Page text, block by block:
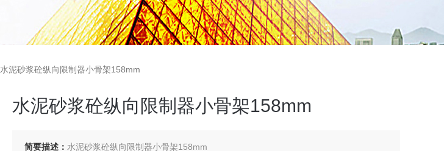
水泥砂浆砼纵向限制器小骨架158mm
水泥砂浆砼纵向限制器小骨架158mm
简要描述： 水泥砂浆砼纵向限制器小骨架158mm